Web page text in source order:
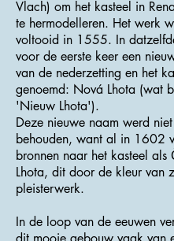
Vlach) om het kasteel in
te hermodelleren. Het werk
voltooid in 1555. In
voor de eerste keer een
van de nederzetting en het
genoemd: Nová Lhota (wat
'Nieuw Lhota').
Deze nieuwe naam werd
behouden, want al in 1602
bronnen naar het kasteel als
Lhota, dit door de kleur van
pleisterwerk.
In de loop van de eeuwen